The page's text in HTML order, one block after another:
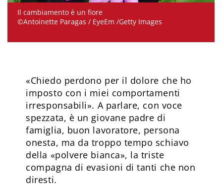
Il cambiamento è un fiore
©Antoinette Paragas / EyeEm /Getty Images
«Chiedo perdono per il dolore che ho
imposto con i miei comportamenti
irresponsabili». A parlare, con voce
spezzata, è un giovane padre di
famiglia, buon lavoratore, persona
onesta, ma da troppo tempo schiavo
della «polvere bianca», la triste
compagna di evasioni di tanti che non
diresti.